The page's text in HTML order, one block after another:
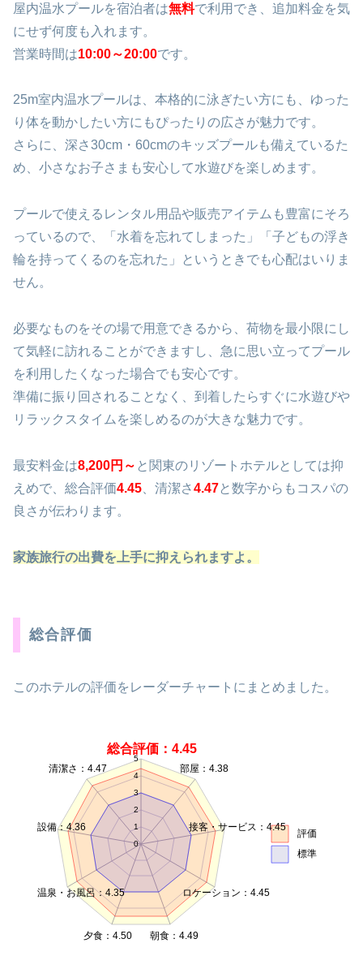
屋内温水プールを宿泊者は無料で利用でき、追加料金を気
にせず何度も入れます。
営業時間は10:00～20:00です。
25m室内温水プールは、本格的に泳ぎたい方にも、ゆった
り体を動かしたい方にもぴったりの広さが魅力です。
さらに、深さ30cm・60cmのキッズプールも備えているた
め、小さなお子さまも安心して水遊びを楽しめます。
プールで使えるレンタル用品や販売アイテムも豊富にそろ
っているので、「水着を忘れてしまった」「子どもの浮き
輪を持ってくるのを忘れた」というときでも心配はいりま
せん。
必要なものをその場で用意できるから、荷物を最小限にし
て気軽に訪れることができますし、急に思い立ってプール
を利用したくなった場合でも安心です。
準備に振り回されることなく、到着したらすぐに水遊びや
リラックスタイムを楽しめるのが大きな魅力です。
最安料金は8,200円～ と関東のリゾートホテルとしては抑
えめで、総合評価4.45 、清潔さ4.47と数字からもコスパの
良さが伝わります。
家族旅行の出費を上手に抑えられますよ。
総合評価
このホテルの評価をレーダーチャートにまとめました。
0
1
2
3
4
5
総合評価：4.45
部屋：4.38
接客・サービス：4.45
ロケーション：4.45
朝食：4.49
夕食：4.50
温泉・お風呂：4.35
設備：4.36
清潔さ：4.47
評価
標準